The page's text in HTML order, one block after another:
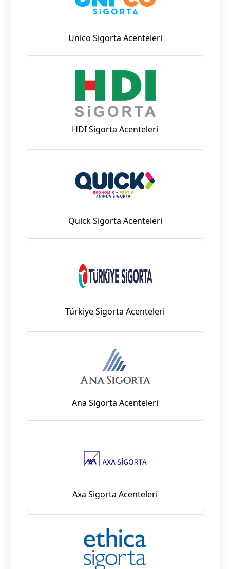
Unico Sigorta Acenteleri
HDI Sigorta Acenteleri
Quick Sigorta Acenteleri
Türkiye Sigorta Acenteleri
Ana Sigorta Acenteleri
Axa Sigorta Acenteleri